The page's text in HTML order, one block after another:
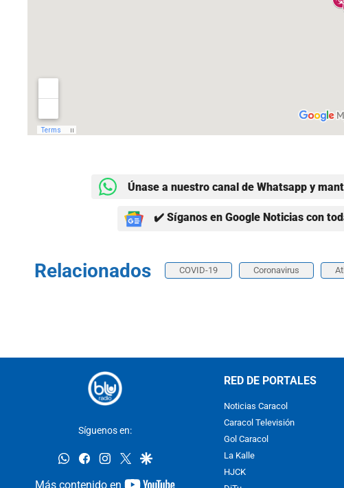
Únase a nuestro canal de Whatsapp y
✔️ Síganos en Google Noticias con
Relacionados COVID-19 Coronavirus
Síguenos en:
whatsappfacebookinstagram
twittergoogle
Más contenido en youtube-
RED DE PORTALES
Noticias Caracol
Caracol Televisión
Gol Caracol
La Kalle
HJCK